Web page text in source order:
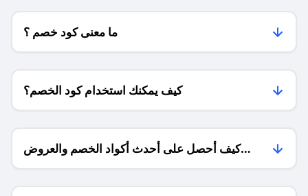
ما معنى كود خصم ؟
كيف يمكنك استخدام كود الخصم؟
كيف أحصل على أحدث أكواد الخصم والعروض
للمتاجر؟